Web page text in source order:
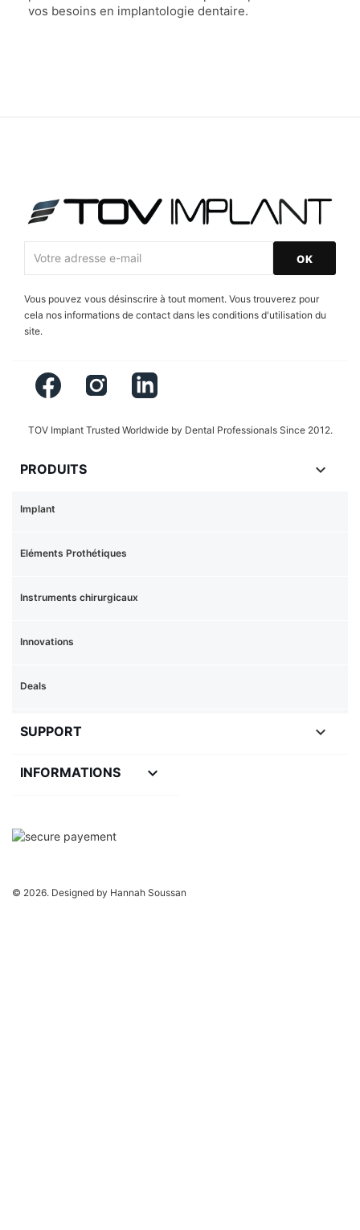
vos besoins en implantologie dentaire.
Vous pouvez vous désinscrire à tout moment. Vous trouverez pour
cela nos informations de contact dans les conditions d'utilisation du
site.
Instagram
TOV Implant Trusted Worldwide by Dental Professionals Since 2012.
PRODUITS 
Eléments Prothétiques
Implant
Innovations
Instruments chirurgicaux
Deals
SUPPORT 
INFORMATIONS keyboard_arrow_down
© 2026. Designed by Hannah Soussan